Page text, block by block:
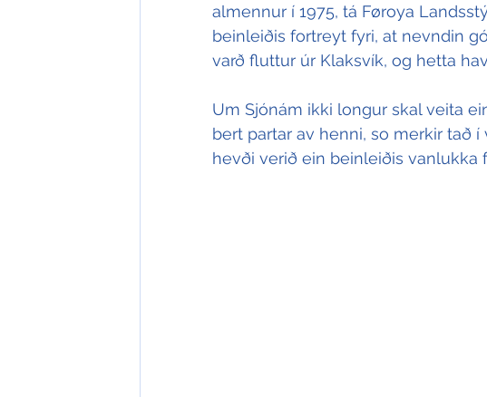
almennur í 1975, tá Føroya
beinleiðis fortreyt fyri, at nevndin
varð fluttur úr Klaksvík, og hetta
Um Sjónám ikki longur skal veita
bert partar av henni, so merkir tað
hevði verið ein beinleiðis vanlukka